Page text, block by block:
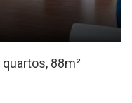
88m²